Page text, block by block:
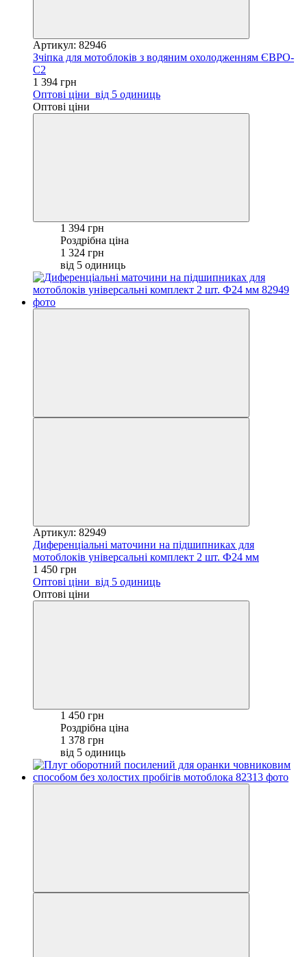
Артикул: 82946
Зчіпка для мотоблоків з водяним охолодженням ЄВРО-
С2
1 394 грн
Оптові ціни від 5 одиниць
Оптові ціни
1 394 грн
Роздрібна ціна
1 324 грн
від 5 одиниць
Артикул: 82949
Диференціальні маточини на підшипниках для
мотоблоків універсальні комплект 2 шт. Ф24 мм
1 450 грн
Оптові ціни від 5 одиниць
Оптові ціни
1 450 грн
Роздрібна ціна
1 378 грн
від 5 одиниць